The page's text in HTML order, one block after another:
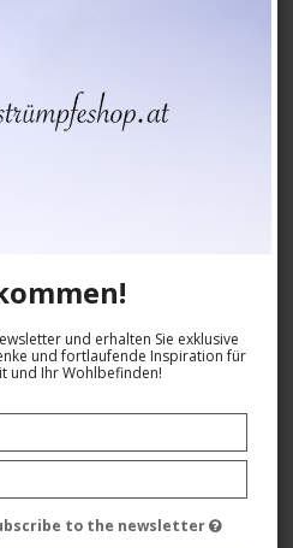
Klasse 2,
und erhalten Sie exklusive
und fortlaufende Inspiration für
und Ihr Wohlbefinden!
to the newsletter